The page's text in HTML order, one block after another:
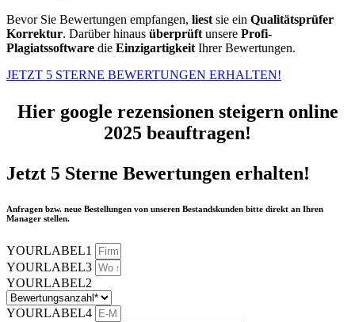
Bevor Sie Bewertungen empfangen, liest sie ein Qualitätsprüfer
Korrektur. Darüber hinaus überprüft unsere Profi-
Plagiatssoftware die Einzigartigkeit Ihrer Bewertungen.
JETZT 5 STERNE BEWERTUNGEN ERHALTEN!
Hier google rezensionen steigern online
2025 beauftragen!
Jetzt 5 Sterne Bewertungen erhalten!
Anfragen bzw. neue Bestellungen von unseren Bestandskunden bitte direkt an Ihren
Manager stellen.
YOURLABEL1
YOURLABEL3
YOURLABEL2
YOURLABEL4